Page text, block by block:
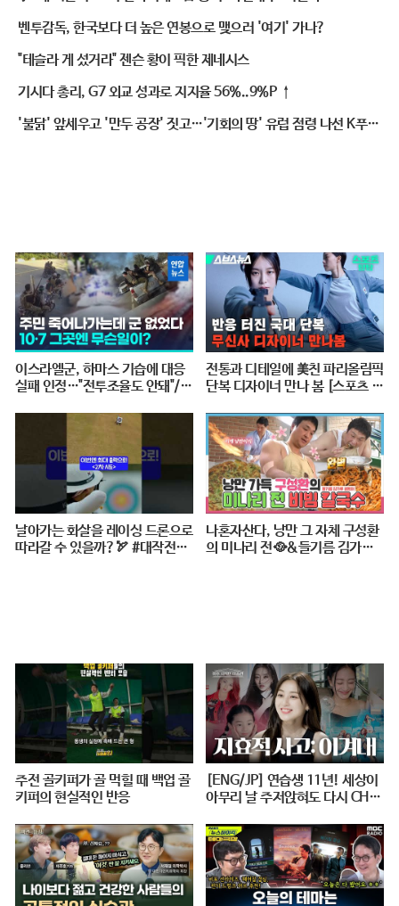
벤투감독, 한국보다 더 높은 연봉으로 맺으러 '여기' 가나?
"테슬라 게 섰거라" 젠슨 황이 픽한 제네시스
기시다 총리, G7 외교 성과로 지지율 56%..9%P ↑
'불닭' 앞세우고 '만두 공장' 짓고…'기회의 땅' 유럽 점령 나선 K푸드
이스라엘군, 하마스 기습에 대응
실패 인정…"전투조율도 안돼"/
전통과 디테일에 美친 파리올림픽
단복 디자이너 만나 봄 [스포츠 탐
날아가는 화살을 레이싱 드론으로
따라갈 수 있을까?🏹 #대작전X1
나혼자산다, 낭만 그 자체 구성환
의 미나리 전🥘&들기름 김가루
주전 골키퍼가 골 먹힐 때 백업 골
키퍼의 현실적인 반응
[ENG/JP] 연습생 11년! 세상이
아무리 날 주저앉혀도 다시 CHE
| 아주 사적인 미술관 EP. 06 / 1
4F